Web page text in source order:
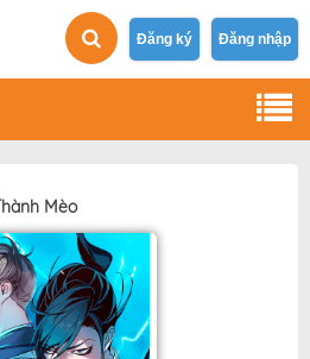
Đăng ký Đăng nhập
Mèo